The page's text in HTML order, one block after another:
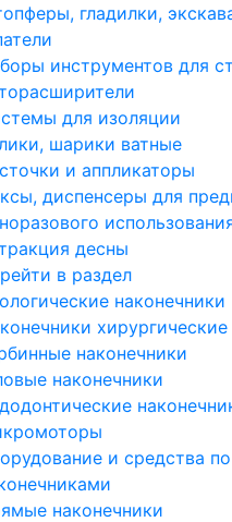
гладилки,
инструментов для
для изоляции
шарики ватные
и аппликаторы
диспенсеры для
десны
в раздел
наконечники
наконечники
наконечники
и средства
наконечники